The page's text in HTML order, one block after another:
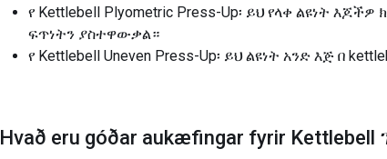
የ Kettlebell Plyometric Press-Up፡ ይህ የላቀ ልዩነት
ፍጥነትን ያስተዋውቃል።
የ Kettlebell Uneven Press-Up፡ ይህ ልዩነት አንድ እጅ በ
Hvað eru góðar aukæfingar fyrir